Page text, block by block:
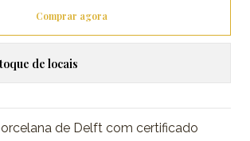
Comprar agora
de locais
de Delft com certificado